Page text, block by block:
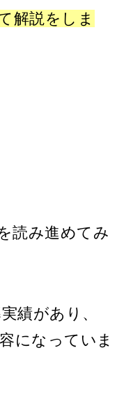
解説をしま
読み進めてみ
績があり、
になっていま